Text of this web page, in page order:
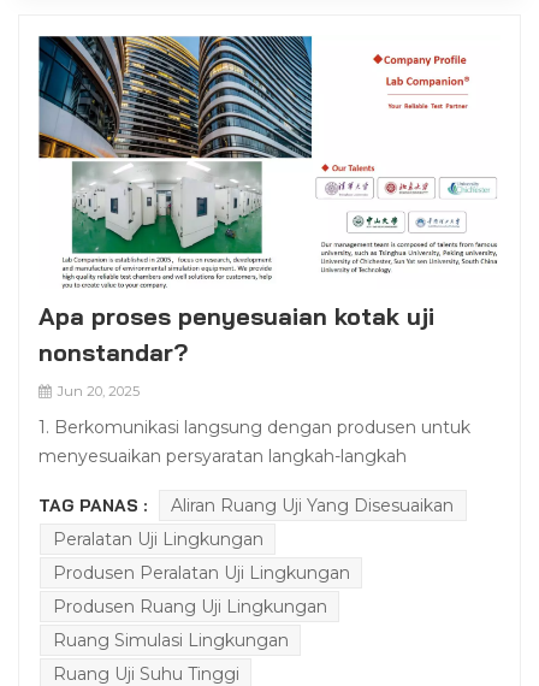
Apa proses penyesuaian kotak uji
nonstandar?
Jun 20, 2025
1. Berkomunikasi langsung dengan produsen untuk
menyesuaikan persyaratan langkah-langkah
pengujian (seperti lampu depan, baterai, sensor, dll.),
skenario pengujian (seperti simulasi pengarungan
dingin ekstrem, penyemprotan suhu tinggi dan
tekanan tinggi) dan spesifikasi industri (seperti mobil,
militer, elektronik);Teknologi docking: menyediakan
TAG PANAS :
Aliran Ruang Uji Yang Disesuaikan
Peralatan Uji Lingkungan
Produsen Peralatan Uji Lingkungan
Produsen Ruang Uji Lingkungan
Ruang Simulasi Lingkungan
Ruang Uji Suhu Tinggi